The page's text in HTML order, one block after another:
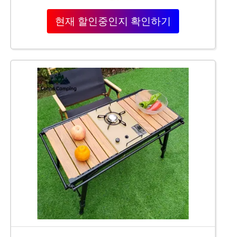
현재 할인중인지 확인하기